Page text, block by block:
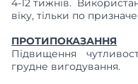
віку, тільки по
ПРОТИПОКАЗАННЯ
Підвищення
грудне вигодування.